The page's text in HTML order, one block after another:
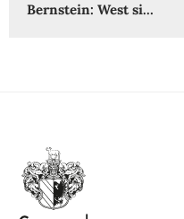
Bernstein: West side story